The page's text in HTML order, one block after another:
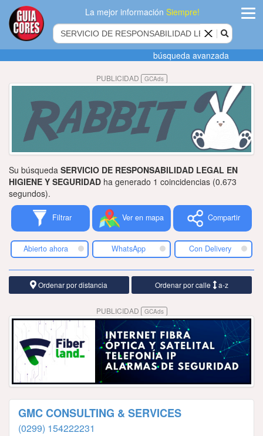
La mejor informaciónSiempre!
Agregar
empresa
Actualizar
datos
Publicidad
Tiendacores
Contactenos
búsqueda avanzada
PUBLICIDAD GCAds
Su búsqueda SERVICIO DE RESPONSABILIDAD LEGAL EN
HIGIENE Y SEGURIDAD ha generado 1 coincidencias (0.673
segundos).
Filtrar Ver en mapa Compartir
Abierto ahora WhatsApp Con Delivery
Ordenar por distancia Ordenar por calle a-z
PUBLICIDAD GCAds
GMC CONSULTING & SERVICES
(0299) 154222231